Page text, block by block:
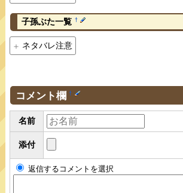
子孫ぶた一覧 †
ネタバレ注意
コメント欄 †
名前
添付
返信するコメントを選択